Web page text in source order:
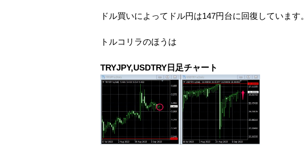
ドル買いによってドル円は147円台に回復しています。
トルコリラのほうは
TRYJPY,USDTRY日足チャート